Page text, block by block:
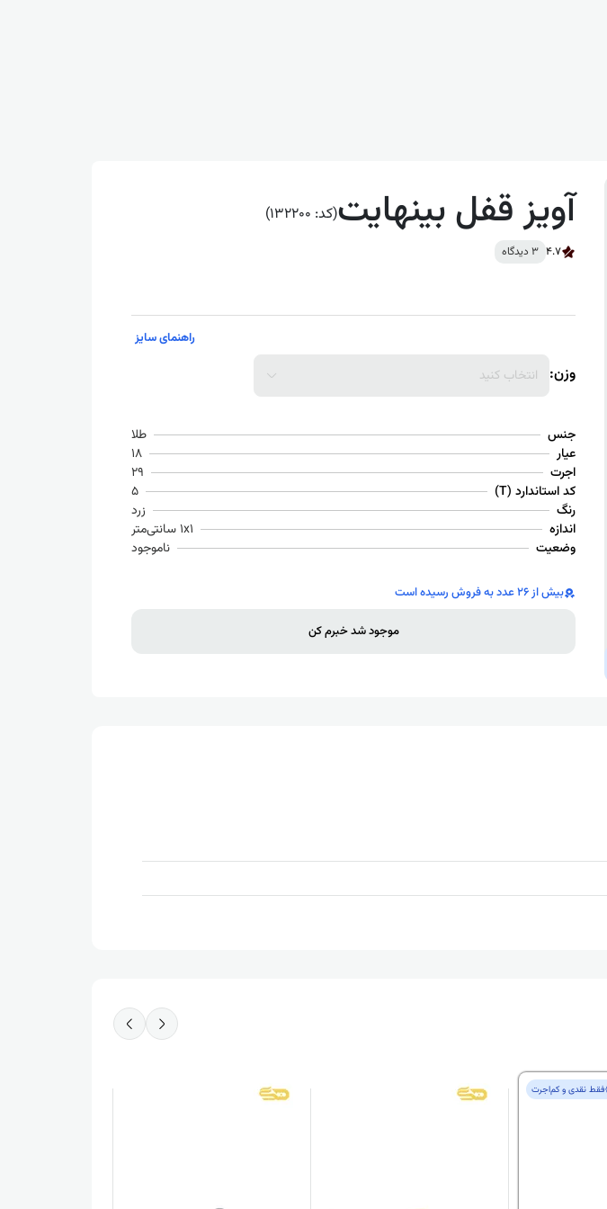
آویز قفل بینهایت(کد: 132200)
4.7 3 دیدگاه
راهنمای سایز
وزن: انتخاب کنید
جنس
طلا
عیار
18
اجرت
29
کد استاندارد (T)
5
رنگ
زرد
اندازه
1x1 سانتی‌متر
وضعیت
ناموجود
بیش از 26 عدد به فروش رسیده است
موجود شد خبرم کن
فقط‌ نقدی و کم‌اجرت